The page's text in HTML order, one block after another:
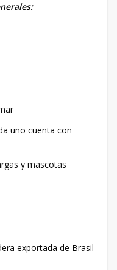
uno cuenta con
y mascotas
exportada de Brasil